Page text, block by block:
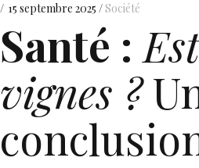
15 septembre 2025 Société
Santé :
vignes ?